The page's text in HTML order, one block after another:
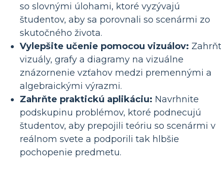
so slovnými úlohami, ktoré vyzývajú
študentov, aby sa porovnali so scenármi zo
skutočného života.
Vylepšite učenie pomocou vizuálov:
vizuály, grafy a diagramy na vizuálne
znázornenie vzťahov medzi premennými a
algebraickými výrazmi.
Zahrňte praktickú aplikáciu: Navrhnite
podskupinu problémov, ktoré podnecujú
študentov, aby prepojili teóriu so scenármi v
reálnom svete a podporili tak hlbšie
pochopenie predmetu.